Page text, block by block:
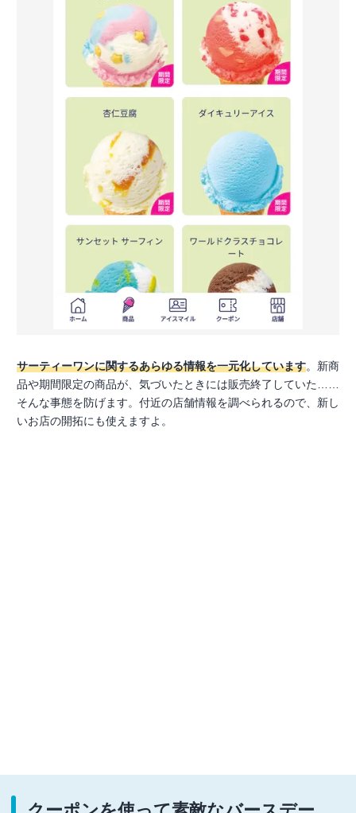
サーティーワンに関するあらゆる情報を一元化しています。新商
品や期間限定の商品が、気づいたときには販売終了していた……
そんな事態を防げます。付近の店舗情報を調べられるので、新し
いお店の開拓にも使えますよ。